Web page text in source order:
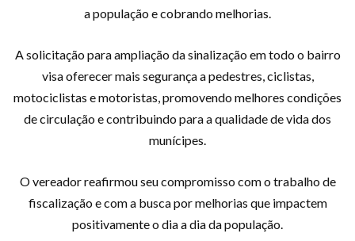
a população e cobrando melhorias.
A solicitação para ampliação da sinalização em todo o bairro
visa oferecer mais segurança a pedestres, ciclistas,
motociclistas e motoristas, promovendo melhores condições
de circulação e contribuindo para a qualidade de vida dos
munícipes.
O vereador reafirmou seu compromisso com o trabalho de
fiscalização e com a busca por melhorias que impactem
positivamente o dia a dia da população.